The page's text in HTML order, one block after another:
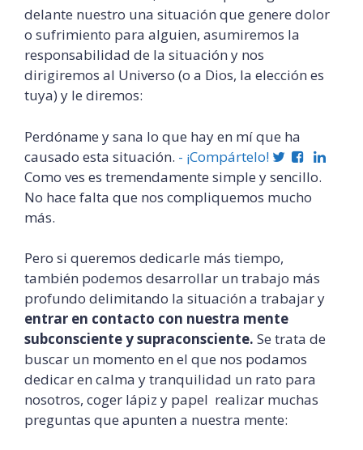
delante nuestro una situación que genere dolor
o sufrimiento para alguien, asumiremos la
responsabilidad de la situación y nos
dirigiremos al Universo (o a Dios, la elección es
tuya) y le diremos:
Perdóname y sana lo que hay en mí que ha
causado esta situación. - ¡Compártelo!
Como ves es tremendamente simple y sencillo.
No hace falta que nos compliquemos mucho
más.
Pero si queremos dedicarle más tiempo,
también podemos desarrollar un trabajo más
profundo delimitando la situación a trabajar y
entrar en contacto con nuestra mente
subconsciente y supraconsciente. Se trata de
buscar un momento en el que nos podamos
dedicar en calma y tranquilidad un rato para
nosotros, coger lápiz y papel realizar muchas
preguntas que apunten a nuestra mente: